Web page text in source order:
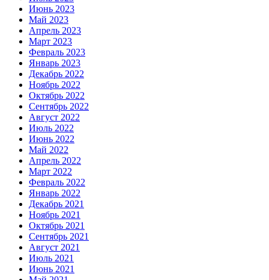
Июнь 2023
Май 2023
Апрель 2023
Март 2023
Февраль 2023
Январь 2023
Декабрь 2022
Ноябрь 2022
Октябрь 2022
Сентябрь 2022
Август 2022
Июль 2022
Июнь 2022
Май 2022
Апрель 2022
Март 2022
Февраль 2022
Январь 2022
Декабрь 2021
Ноябрь 2021
Октябрь 2021
Сентябрь 2021
Август 2021
Июль 2021
Июнь 2021